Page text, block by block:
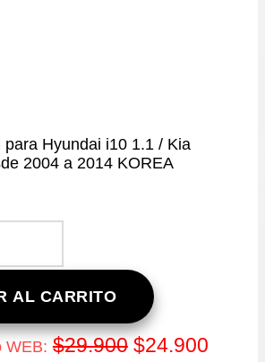
para Hyundai i10 1.1 / Kia
2004 a 2014 KOREA
AL CARRITO
WEB: $29.900 El
$24.900El